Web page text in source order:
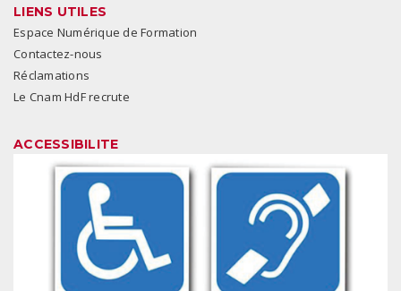
LIENS UTILES
Espace Numérique de Formation
Contactez-nous
Réclamations
Le Cnam HdF recrute
ACCESSIBILITE